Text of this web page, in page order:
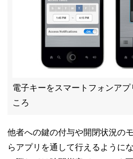
電子キーをスマートフォンア
ころ
他者への鍵の付与や開閉状況の
らアプリを通して行えるように